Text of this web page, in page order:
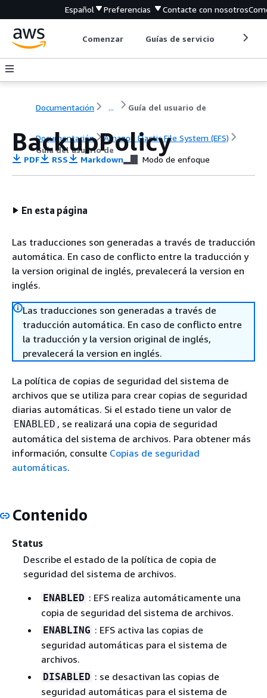
Español Preferencias Contacte con nosotros
Comenzar Guías de servicio
Documentación ... Guía del usuario de
Documentación
Amazon Elastic File System (EFS)
Guía del usuario de
BackupPolicy
PDF RSS Markdown Modo de enfoque
En esta página
Las traducciones son generadas a través de traducción
automática. En caso de conflicto entre la traducción y
la version original de inglés, prevalecerá la version en
inglés.
Las traducciones son generadas a través de
traducción automática. En caso de conflicto entre
la traducción y la version original de inglés,
prevalecerá la version en inglés.
La política de copias de seguridad del sistema de
archivos que se utiliza para crear copias de seguridad
diarias automáticas. Si el estado tiene un valor de
ENABLED , se realizará una copia de seguridad
automática del sistema de archivos. Para obtener más
información, consulte Copias de seguridad
automáticas.
Contenido
Status
Describe el estado de la política de copia de
seguridad del sistema de archivos.
ENABLED : EFS realiza automáticamente una
copia de seguridad del sistema de archivos.
ENABLING : EFS activa las copias de
seguridad automáticas para el sistema de
archivos.
DISABLED : se desactivan las copias de
seguridad automáticas para el sistema de